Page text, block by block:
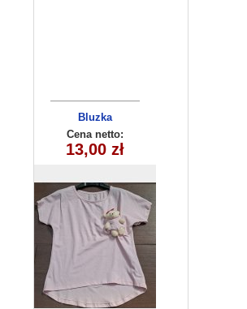
Bluzka
dziecięca
180626-11(4-14)
6szt
Cena netto:
13,00 zł